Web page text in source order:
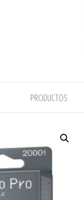
COMPEL
PRODUCTOS